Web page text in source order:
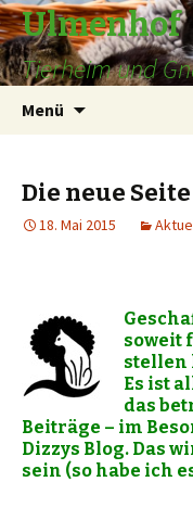
Ulmenhof
Tierheim und
Menü
Die neue
18. Mai 2015
soweit
stellen
Es ist
das
Beiträge – im
Dizzys Blog. Das
sein (so habe ich